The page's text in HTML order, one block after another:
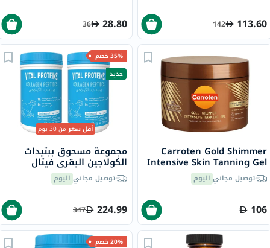
113.60
142
28.80
36
Carroten Gold Shimmer
Intensive Skin Tanning Gel
150mlتوصيل مجاني اليوم
106
35% خصم
جديد
أقل سعرمن 30 يوم
مجموعة مسحوق ببتيدات
الكولاجين البقري فيتال
بروتينز - 2 × 284 جرام
توصيل مجاني اليوم
224.99
347
20% خصم